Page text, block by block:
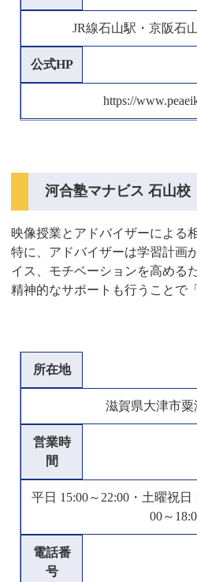
JR線石山駅・京阪石
公式HP
https://
河合塾マナビス 石山校
映像授業とアドバイザーによる
特に、アドバイザーは学習計画
イス、モチベーションを高める
精神的なサポートも行うことで
所在地
滋賀県大津市粟
営業時
間
平日 15:00～22:00・土曜祝日
00～
電話番
号